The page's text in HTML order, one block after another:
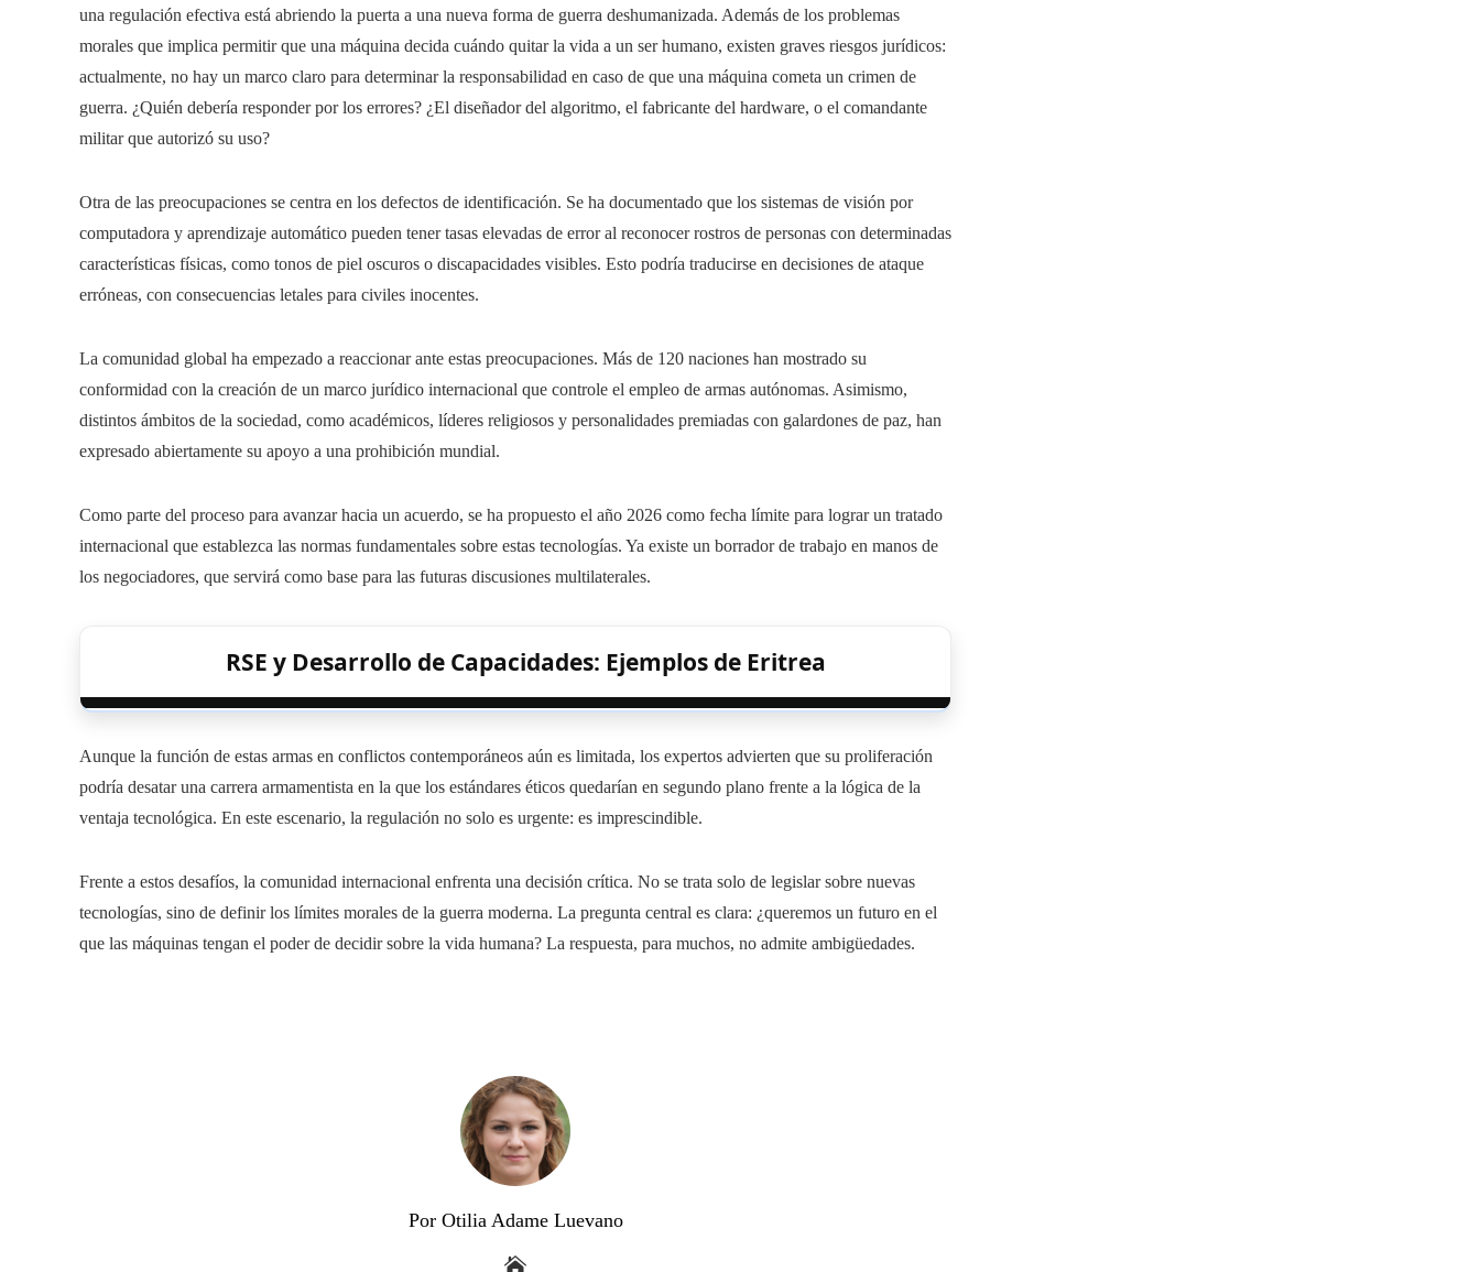
una regulación efectiva está abriendo la puerta a una nueva forma de guerra deshumanizada. Además de los problemas
morales que implica permitir que una máquina decida cuándo quitar la vida a un ser humano, existen graves riesgos jurídicos:
actualmente, no hay un marco claro para determinar la responsabilidad en caso de que una máquina cometa un crimen de
guerra. ¿Quién debería responder por los errores? ¿El diseñador del algoritmo, el fabricante del hardware, o el comandante
militar que autorizó su uso?
Otra de las preocupaciones se centra en los defectos de identificación. Se ha documentado que los sistemas de visión por
computadora y aprendizaje automático pueden tener tasas elevadas de error al reconocer rostros de personas con determinadas
características físicas, como tonos de piel oscuros o discapacidades visibles. Esto podría traducirse en decisiones de ataque
erróneas, con consecuencias letales para civiles inocentes.
La comunidad global ha empezado a reaccionar ante estas preocupaciones. Más de 120 naciones han mostrado su
conformidad con la creación de un marco jurídico internacional que controle el empleo de armas autónomas. Asimismo,
distintos ámbitos de la sociedad, como académicos, líderes religiosos y personalidades premiadas con galardones de paz, han
expresado abiertamente su apoyo a una prohibición mundial.
Como parte del proceso para avanzar hacia un acuerdo, se ha propuesto el año 2026 como fecha límite para lograr un tratado
internacional que establezca las normas fundamentales sobre estas tecnologías. Ya existe un borrador de trabajo en manos de
los negociadores, que servirá como base para las futuras discusiones multilaterales.
RSE y Desarrollo de Capacidades: Ejemplos de Eritrea
Aunque la función de estas armas en conflictos contemporáneos aún es limitada, los expertos advierten que su proliferación
podría desatar una carrera armamentista en la que los estándares éticos quedarían en segundo plano frente a la lógica de la
ventaja tecnológica. En este escenario, la regulación no solo es urgente: es imprescindible.
Frente a estos desafíos, la comunidad internacional enfrenta una decisión crítica. No se trata solo de legislar sobre nuevas
tecnologías, sino de definir los límites morales de la guerra moderna. La pregunta central es clara: ¿queremos un futuro en el
que las máquinas tengan el poder de decidir sobre la vida humana? La respuesta, para muchos, no admite ambigüedades.
Por Otilia Adame Luevano